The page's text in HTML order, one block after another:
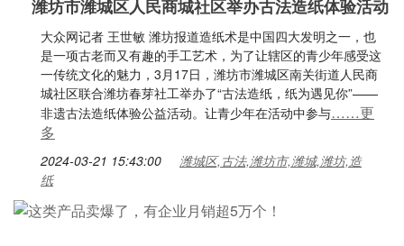
潍坊市潍城区人民商城社区举办古法造纸体验活动
大众网记者 王世敏 潍坊报道造纸术是中国四大发明之一，也
是一项古老而又有趣的手工艺术，为了让辖区的青少年感受这
一传统文化的魅力，3月17日，潍坊市潍城区南关街道人民商
城社区联合潍坊春芽社工举办了“古法造纸，纸为遇见你”——
非遗古法造纸体验公益活动。让青少年在活动中参与……更
多
2024-03-21 15:43:00
潍城区,古法,潍坊市,潍城,潍坊,造
纸